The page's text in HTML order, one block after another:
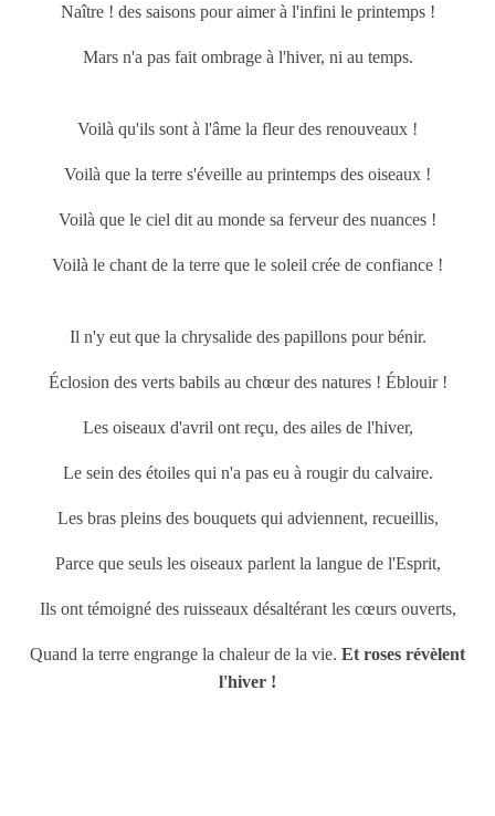
Naître ! des saisons pour aimer à l'infini le printemps !
Mars n'a pas fait ombrage à l'hiver, ni au temps.
Voilà qu'ils sont à l'âme la fleur des renouveaux !
Voilà que la terre s'éveille au printemps des oiseaux !
Voilà que le ciel dit au monde sa ferveur des nuances !
Voilà le chant de la terre que le soleil crée de confiance !
Il n'y eut que la chrysalide des papillons pour bénir.
Éclosion des verts babils au chœur des natures ! Éblouir !
Les oiseaux d'avril ont reçu, des ailes de l'hiver,
Le sein des étoiles qui n'a pas eu à rougir du calvaire.
Les bras pleins des bouquets qui adviennent, recueillis,
Parce que seuls les oiseaux parlent la langue de l'Esprit,
Ils ont témoigné des ruisseaux désaltérant les cœurs ouverts,
Quand la terre engrange la chaleur de la vie. Et roses révèlent
l'hiver !